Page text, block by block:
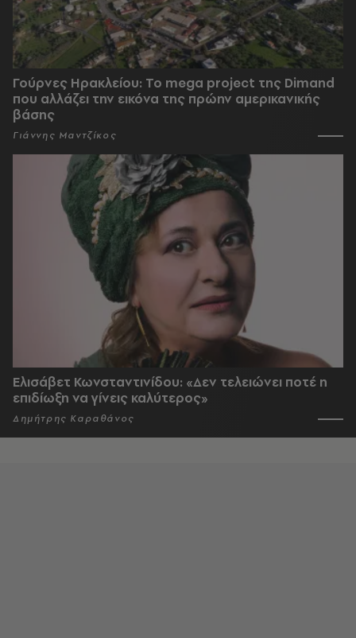
Γούρνες Ηρακλείου: To mega project της Dimand
που αλλάζει την εικόνα της πρώην αμερικανικής
βάσης
Γιάννης Μαντζίκος
Ελισάβετ Κωνσταντινίδου: «Δεν τελειώνει ποτέ η
επιδίωξη να γίνεις καλύτερος»
Δημήτρης Καραθάνος